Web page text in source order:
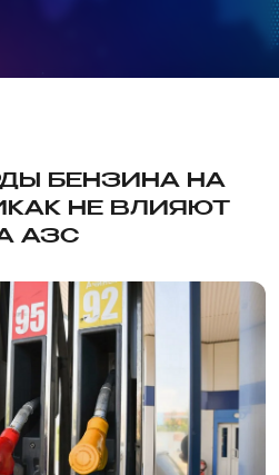
БЕНЗИНА НА
НЕ ВЛИЯЮТ
АЗС